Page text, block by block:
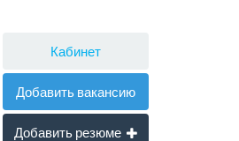
Кабинет
Добавить вакансию
Добавить резюме